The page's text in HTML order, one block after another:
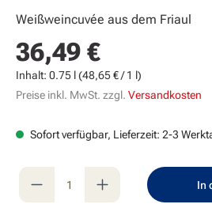
Weißweincuvée aus dem Friaul
Regulärer Preis:
36,49 €
Inhalt: 0.75 l(48,65 € / 1 l)
Preise inkl. MwSt. zzgl. Versandkosten
Sofort verfügbar, Lieferzeit: 2-3
Produkt Anzahl: Gib In